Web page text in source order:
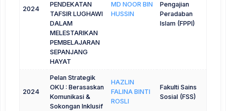
2024
PENDEKATAN
TAFSIR LUGHAWI
DALAM
MELESTARIKAN
PEMBELAJARAN
SEPANJANG
HAYAT
MD NOOR BIN
HUSSIN
Pengajian
Peradaban
Islam (FPPI)
2024
Pelan Strategik
OKU : Berasaskan
Komunikasi &
Sokongan Inklusif
HAZLIN
FALINA BINTI
ROSLI
Fakulti Sains
Sosial (FSS)